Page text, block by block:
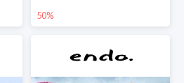
50%